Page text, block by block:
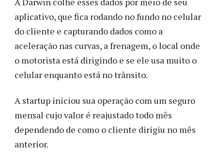
aplicativo, que fica rodando no fundo no celular
do cliente e capturando dados como a
aceleração nas curvas, a frenagem, o local onde
o motorista está dirigindo e se ele usa muito o
celular enquanto está no trânsito.
A startup iniciou sua operação com um seguro
mensal cujo valor é reajustado todo mês
dependendo de como o cliente dirigiu no mês
anterior.